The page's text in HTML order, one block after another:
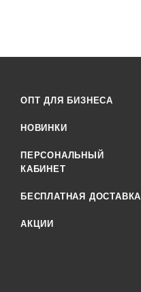
ОПТ ДЛЯ БИЗНЕСА
НОВИНКИ
ПЕРСОНАЛЬНЫЙ
КАБИНЕТ
БЕСПЛАТНАЯ ДОСТАВКА
АКЦИИ